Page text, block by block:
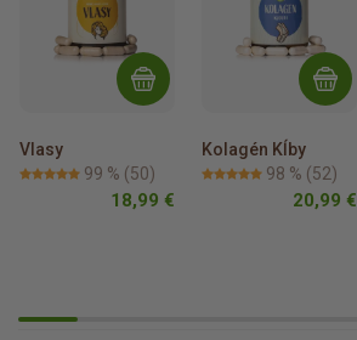
Vlasy
99 % (50)
18,99 €
Kolagén Kĺby
98 % (52)
20,99 €